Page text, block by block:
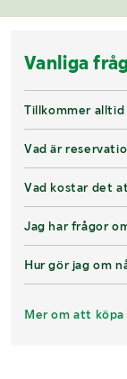
Vanliga
Tillkommer alltid
Vad är
Vad kostar det
Jag har frågor
Hur gör jag om
Mer om att köpa